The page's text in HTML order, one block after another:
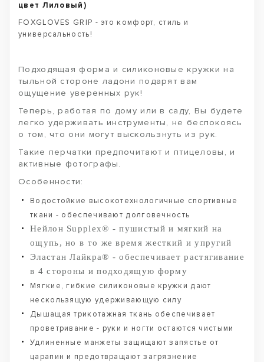
цвет Лиловый)
FOXGLOVES GRIP - это комфорт, стиль и
универсальность!
Подходящая форма и силиконовые кружки на
тыльной стороне ладони подарят вам
ощущение уверенных рук!
Теперь, работая по дому или в саду, Вы будете
легко удерживать инструменты, не беспокоясь
о том, что они могут выскользнуть из рук.
Такие перчатки предпочитают и птицеловы, и
активные фотографы.
Особенности:
Водостойкие высокотехнологичные спортивные
ткани - обеспечивают долговечность
Нейлон Supplex® - пушистый и мягкий на
ощупь, но в то же время жесткий и упругий
Эластан Лайкра® - обеспечивает растягивание
в 4 стороны и подходящую форму
Мягкие, гибкие силиконовые кружки дают
нескользящую удерживающую силу
Дышащая трикотажная ткань обеспечивает
проветривание - руки и ногти остаются чистыми
Удлиненные манжеты защищают запястье от
царапин и предотвращают загрязнение